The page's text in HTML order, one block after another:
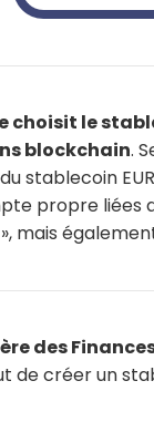
choisit le
blockchain.
stablecoin
propre liées
mais
des
de créer un